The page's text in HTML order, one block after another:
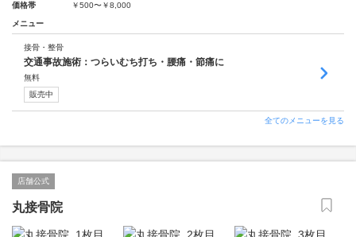
価格帯
￥500〜￥8,000
メニュー
接骨・整骨
交通事故施術：つらいむち打ち・腰痛・節痛に
無料
販売中
全てのメニューを見る
店舗公式
丸接骨院